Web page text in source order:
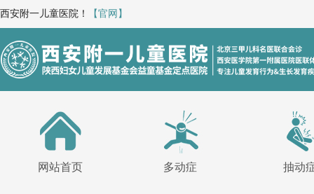
西安附一儿童医院！ 【官网】
网站首页 多动症 抽动